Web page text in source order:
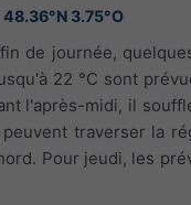
3.75°O
de journée,
22 °C sont
l'après-midi, il
traverser la
Pour jeudi, les